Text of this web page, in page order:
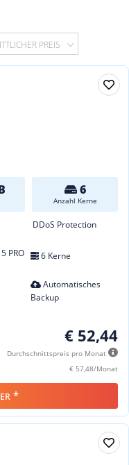
PREIS
6
Anzahl Kerne
DDoS Protection
PRO
6 Kerne
Automatisches
Backup
€ 52,44
Durchschnittspreis pro Monat
€ 57,48/Monat
*